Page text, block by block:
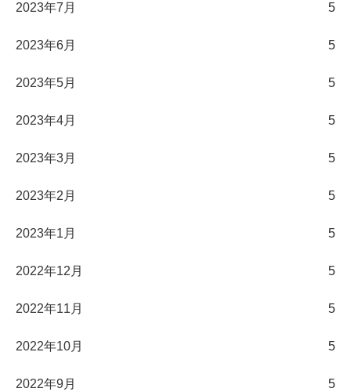
2023年7月 5
2023年6月 5
2023年5月 5
2023年4月 5
2023年3月 5
2023年2月 5
2023年1月 5
2022年12月 5
2022年11月 5
2022年10月 5
2022年9月 5